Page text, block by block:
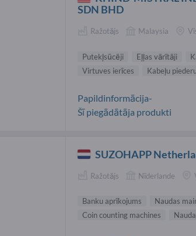
SDN BHD
Ražotājs Malaysia
Putekļsūcēji Eļļas vārītāji
Virtuves ierīces
Kabeļu
Papildinformācija-
Šī piegādātāja produkti
SUZOHAPP
Ražotājs Nīderlande
Banku aprīkojums Naudas
Coin counting machines